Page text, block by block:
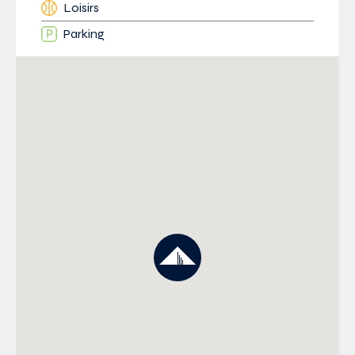
Loisirs
Parking